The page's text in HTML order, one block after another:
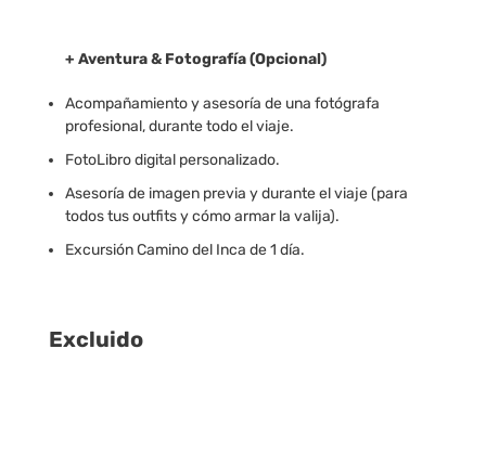
+ Aventura & Fotografía (Opcional)
Acompañamiento y asesoría de una fotógrafa
profesional, durante todo el viaje.
FotoLibro digital personalizado.
Asesoría de imagen previa y durante el viaje (para
todos tus outfits y cómo armar la valija).
Excursión Camino del Inca de 1 día.
Excluido